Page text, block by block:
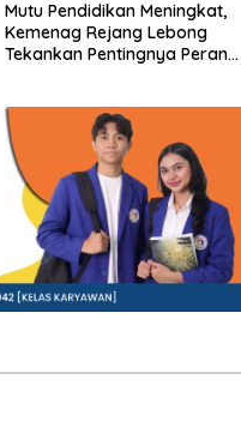
Mutu Pendidikan Meningkat,
Kemenag Rejang Lebong
Tekankan Pentingnya Peran